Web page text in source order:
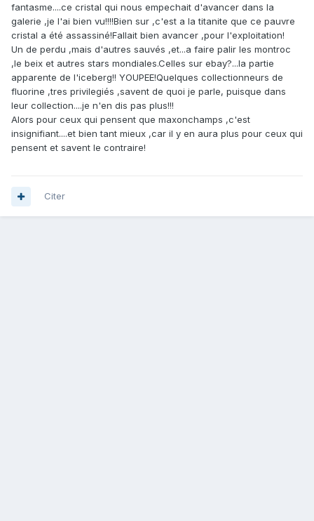
fantasme....ce cristal qui nous empechait d'avancer dans la
galerie ,je l'ai bien vu!!!!Bien sur ,c'est a la titanite que ce pauvre
cristal a été assassiné!Fallait bien avancer ,pour l'exploitation!
Un de perdu ,mais d'autres sauvés ,et...a faire palir les montroc
,le beix et autres stars mondiales.Celles sur ebay?...la partie
apparente de l'iceberg!! YOUPEE!Quelques collectionneurs de
fluorine ,tres privilegiés ,savent de quoi je parle, puisque dans
leur collection....je n'en dis pas plus!!!
Alors pour ceux qui pensent que maxonchamps ,c'est
insignifiant....et bien tant mieux ,car il y en aura plus pour ceux qui
pensent et savent le contraire!
Citer